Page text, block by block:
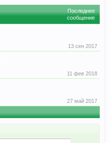
Последнее
сообщение
13 сен 2017
11 фев 2018
27 май 2017